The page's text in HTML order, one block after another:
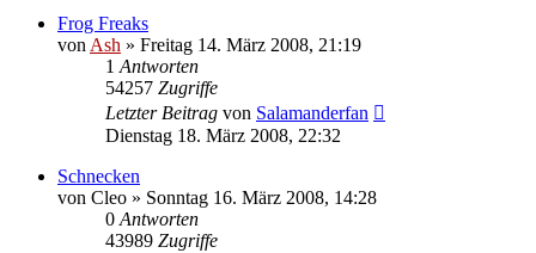
Frog Freaks
von Ash » Freitag 14. März 2008, 21:19
1 Antworten
54257 Zugriffe
Letzter Beitrag von Salamanderfan
Dienstag 18. März 2008, 22:32
Schnecken
von Cleo » Sonntag 16. März 2008, 14:28
0 Antworten
43989 Zugriffe